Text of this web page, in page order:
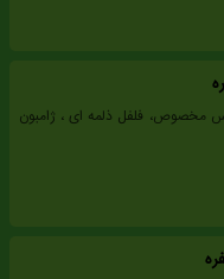
مخصوص، فلفل ذلمه ای ، ژامبون